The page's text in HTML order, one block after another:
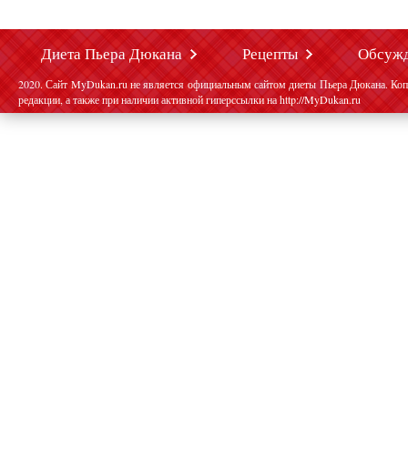
Диета Пьера Дюкана Рецепты
2020. Сайт MyDukan.ru не является официальным сайтом диеты Пьера Дюкана.
редакции, а также при наличии активной гиперссылки на http://MyDukan.ru